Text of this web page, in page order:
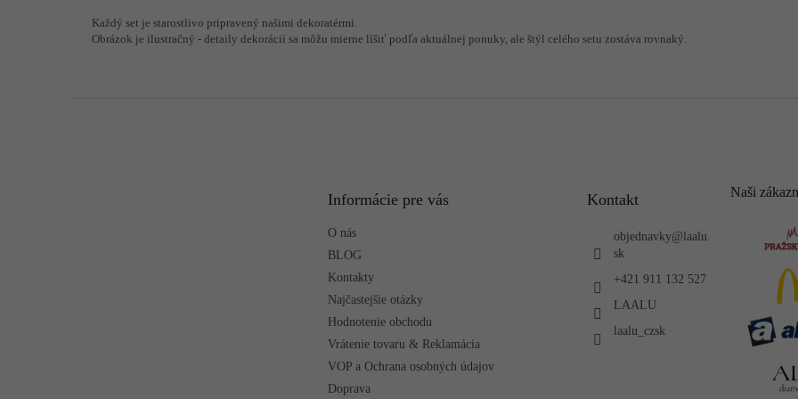
Každý set je starostlivo pripravený našimi dekoratérmi.
Obrázok je ilustračný - detaily dekorácií sa môžu mierne líšiť podľa aktuálnej ponuky, ale štýl celého setu zostáva rovnaký.
Informácie pre vás
O nás
BLOG
Kontakty
Najčastejšie otázky
Hodnotenie obchodu
Vrátenie tovaru & Reklamácia
VOP a Ochrana osobných údajov
Doprava
Kontakt
objednavky@laalu.
sk
+421 911 132 527
LAALU
laalu_czsk
Naši